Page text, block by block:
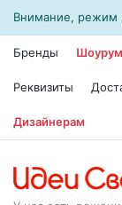
Внимание, режим
Бренды Шоурум
Реквизиты
Дизайнерам